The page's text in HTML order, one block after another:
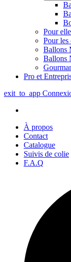
Pour elle
Pour les
Ballons
Ballons
Pro et
exit_to_app
À propos
Contact
Catalogue
Suivis de colie
F.A.Q